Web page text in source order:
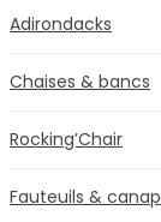
Adirondacks
Chaises & bancs
Rocking’Chair
Fauteuils &